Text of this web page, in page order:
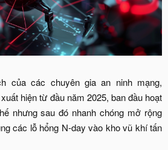
của các chuyên gia an ninh mạng,
hiện từ đầu năm 2025, ban đầu hoạt
nhưng sau đó nhanh chóng mở rộng
các lỗ hổng N-day vào kho vũ khí tấn